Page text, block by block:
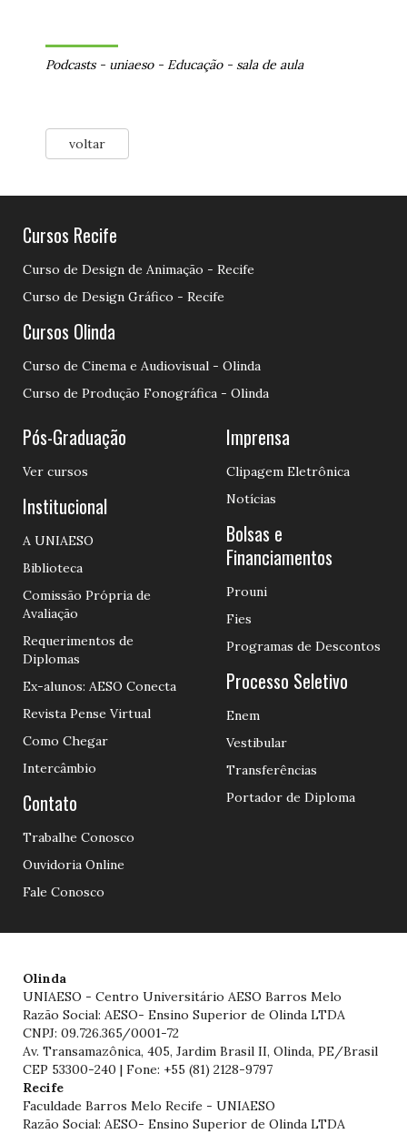
Podcasts- uniaeso- Educação- sala de aula
voltar
Cursos Recife
Curso de Design de Animação - Recife
Curso de Design Gráfico - Recife
Cursos Olinda
Curso de Cinema e Audiovisual - Olinda
Curso de Produção Fonográfica - Olinda
Pós-Graduação
Ver cursos
Institucional
A UNIAESO
Biblioteca
Comissão Própria de
Avaliação
Requerimentos de
Diplomas
Ex-alunos: AESO Conecta
Revista Pense Virtual
Como Chegar
Intercâmbio
Contato
Trabalhe Conosco
Ouvidoria Online
Fale Conosco
Imprensa
Clipagem Eletrônica
Notícias
Bolsas e
Financiamentos
Prouni
Fies
Programas de Descontos
Processo Seletivo
Enem
Vestibular
Transferências
Portador de Diploma
Olinda
UNIAESO - Centro Universitário AESO Barros Melo
Razão Social: AESO- Ensino Superior de Olinda LTDA
CNPJ: 09.726.365/0001-72
Av. Transamazônica, 405, Jardim Brasil II, Olinda, PE/Brasil
CEP 53300-240 | Fone: +55 (81) 2128-9797
Recife
Faculdade Barros Melo Recife - UNIAESO
Razão Social: AESO- Ensino Superior de Olinda LTDA